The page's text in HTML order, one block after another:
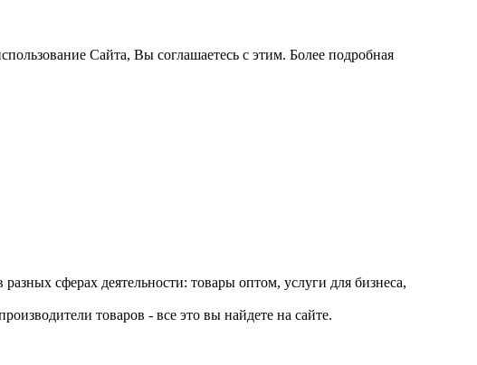
Сайта, Вы соглашаетесь с этим. Более подробная
сферах деятельности: товары оптом, услуги для бизнеса,
товаров - все это вы найдете на сайте.